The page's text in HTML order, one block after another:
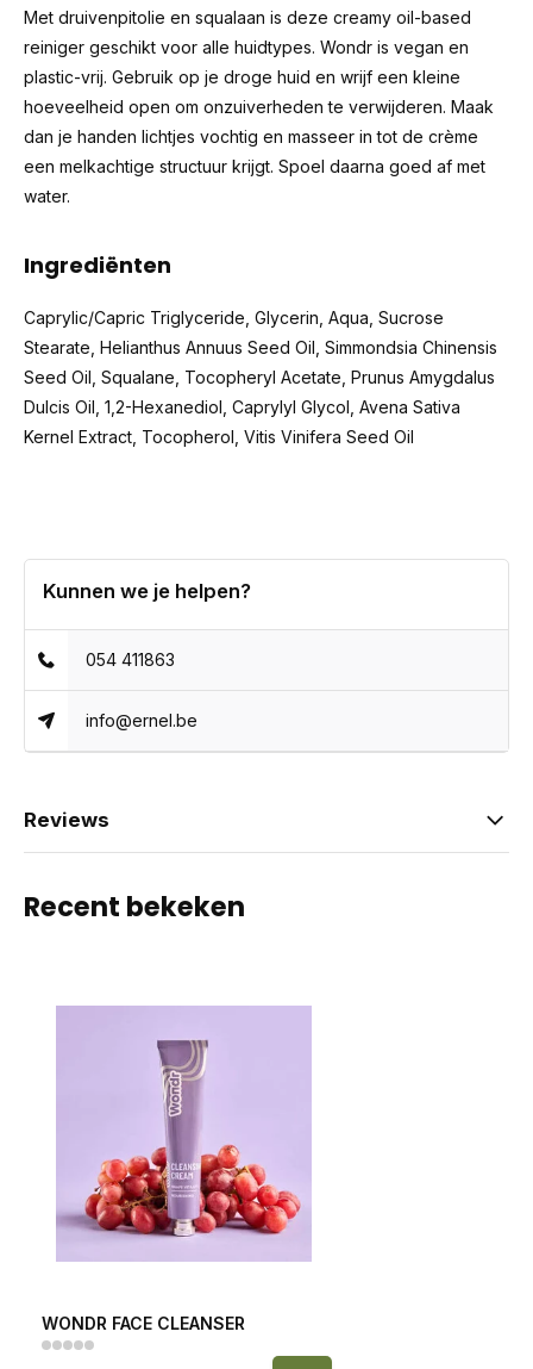
Met druivenpitolie en squalaan is deze creamy oil-based
reiniger geschikt voor alle huidtypes. Wondr is vegan en
plastic-vrij. Gebruik op je droge huid en wrijf een kleine
hoeveelheid open om onzuiverheden te verwijderen. Maak
dan je handen lichtjes vochtig en masseer in tot de crème
een melkachtige structuur krijgt. Spoel daarna goed af met
water.
Ingrediënten
Caprylic/Capric Triglyceride, Glycerin, Aqua, Sucrose
Stearate, Helianthus Annuus Seed Oil, Simmondsia Chinensis
Seed Oil, Squalane, Tocopheryl Acetate, Prunus Amygdalus
Dulcis Oil, 1,2-Hexanediol, Caprylyl Glycol, Avena Sativa
Kernel Extract, Tocopherol, Vitis Vinifera Seed Oil
Kunnen we je helpen?
054 411863
info@ernel.be
Reviews
Recent bekeken
WONDR FACE CLEANSER